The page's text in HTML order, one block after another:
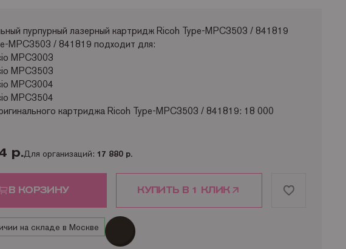
пурпурный лазерный картридж Ricoh Type-MPC3503 / 841819
MPC3503 / 841819 подходит для:
MPC3003
MPC3503
MPC3004
MPC3504
картриджа Ricoh Type-MPC3503 / 841819: 18 000
р.Для организаций:17 880 р.
В КОРЗИНУ КУПИТЬ В 1 КЛИК
на складе в Москве